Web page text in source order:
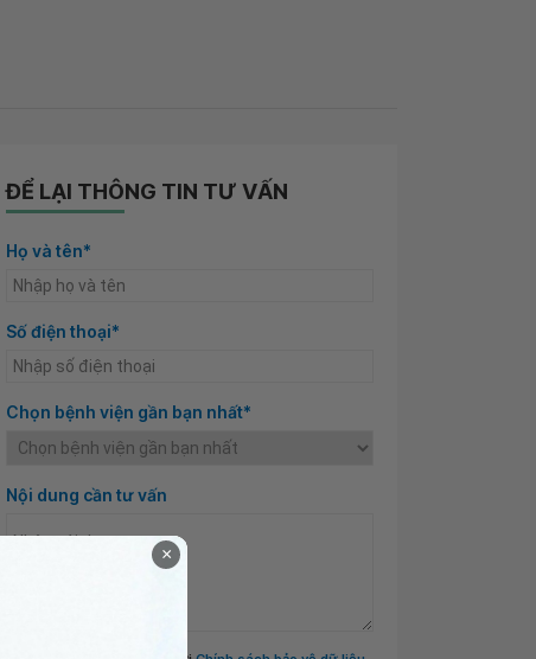
ĐỂ LẠI THÔNG TIN TƯ VẤN
Họ và tên*
Số điện thoại*
Chọn bệnh viện gần bạn nhất*
Nội dung cần tư vấn
×